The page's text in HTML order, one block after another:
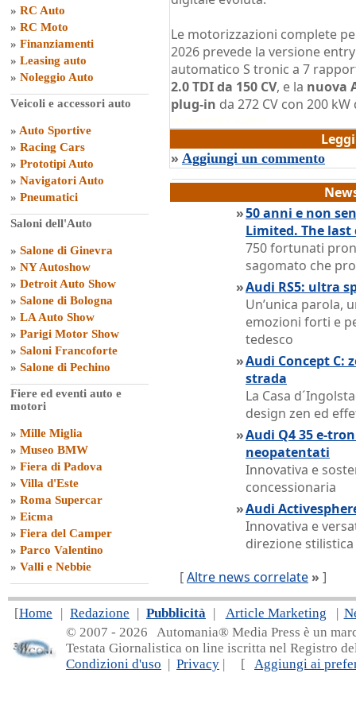
» RC Auto
» RC Moto
» Finanziamenti
» Leasing auto
» Noleggio Auto
Veicoli e accessori auto
» Auto Sportive
» Racing Cars
» Prototipi Auto
» Navigatori Auto
» Pneumatici
Saloni dell'Auto
» Salone di Ginevra
» NY Autoshow
» Detroit Auto Show
» Salone di Bologna
» LA Auto Show
» Parigi Motor Show
» Saloni Francoforte
» Salone di Pechino
Fiere ed eventi auto e
motori
» Mille Miglia
» Museo BMW
» Fiera di Padova
» Villa d'Este
» Roma Supercar
» Eicma
» Fiera del Camper
» Parco Valentino
» Valli e Nebbie
Le motorizzazioni complete
2026 prevede la versione
automatico S tronic a 7
2.0 TDI da 150 CV, e la nuova
plug-in da 272 CV con 200
» Aggiungi un commento
»50 anni e non
Limited. The last
750 fortunati
sagomato che
»Audi RS5: ultra
Un’unica parola,
emozioni forti e
tedesco
»Audi Concept C:
strada
La Casa
design zen ed
»Audi Q4 35 e-
neopatentati
Innovativa e
concessionaria
»Audi
Innovativa e
direzione stilistica
[Altre news correlate » ]
[Home | Redazione | Pubblicità | Article Marketing |
© 2007 - 2026 Automania® Media Press è un
Testata Giornalistica on line iscritta nel Registro
Condizioni d'uso | Privacy | [ Aggiungi ai